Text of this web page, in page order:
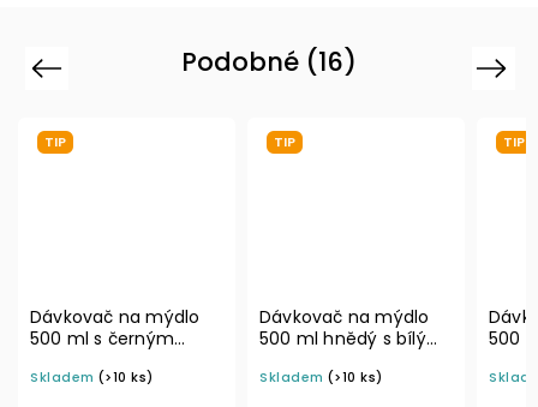
Podobné (16)
Previous
TIP
Dávkovač na mýdlo
500 ml s černým
Skladem (>10 ks)
TIP
Dávkovač na mýdlo
500 ml hnědý s bílým
BELA
Skladem (>10 ks)
TIP
500
BELA
Next